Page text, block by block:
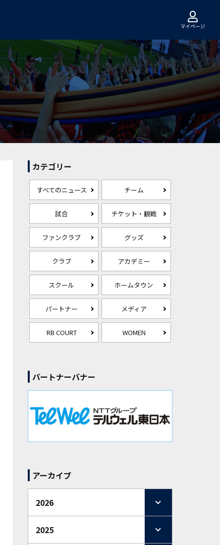
マイページ
カテゴリー
すべてのニュース チーム
試合 チケット・観戦
ファンクラブ グッズ
クラブ アカデミー
スクール ホームタウン
パートナー メディア
RB COURT WOMEN
パートナーバナー
アーカイブ
2026
2025